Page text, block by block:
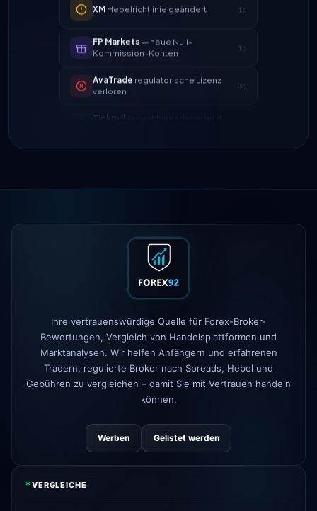
FP Markets— neue Null-
1d
AvaTraderegulatorische Lizenz
verloren
3d
TickmillAuszahlungsdauer jetzt
24h
4d
FP Markets— neue Null-
Kommission-Konten
regulatorische Lizenz
24h
4d
Ihre vertrauenswürdige Quelle für Forex-Broker-
Bewertungen, Vergleich von Handelsplattformen und
Marktanalysen. Wir helfen Anfängern und erfahrenen
Tradern, regulierte Broker nach Spreads, Hebel und
Gebühren zu vergleichen – damit Sie mit Vertrauen handeln
können.
Werben Gelistet werden
*VERGLEICHE